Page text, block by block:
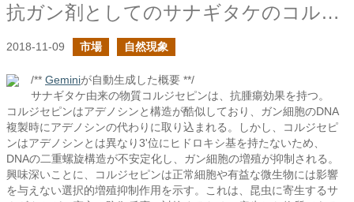
抗ガン剤としてのサナギタケのコルジセピン
2018-11-09 市場 自然現象
/** Geminiが自動生成した概要 **/
サナギタケ由来の物質コルジセピンは、抗腫瘍効果を持つ。
コルジセピンはアデノシンと構造が酷似しており、ガン細胞のDNA
複製時にアデノシンの代わりに取り込まれる。しかし、コルジセピ
ンはアデノシンとは異なり3'位にヒドロキシ基を持たないため、
DNAの二重螺旋構造が不安定化し、ガン細胞の増殖が抑制される。
興味深いことに、コルジセピンは正常細胞や有益な微生物には影響
を与えない選択的増殖抑制作用を示す。これは、昆虫に寄生するサ